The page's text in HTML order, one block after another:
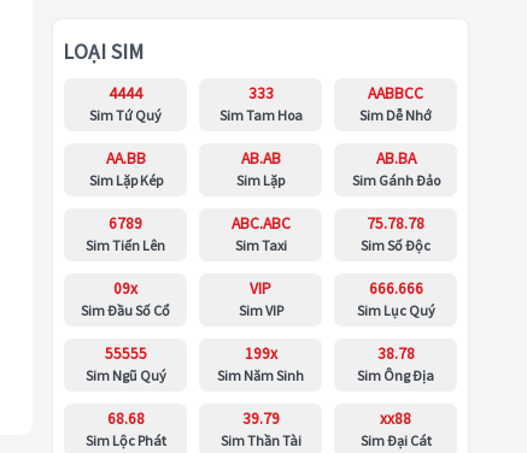
LOẠI SIM
4444
Sim Tứ Quý
333
Sim Tam Hoa
AABBCC
Sim Dễ Nhớ
AA.BB
Sim Lặp Kép
AB.AB
Sim Lặp
AB.BA
Sim Gánh Đảo
6789
Sim Tiến Lên
ABC.ABC
Sim Taxi
75.78.78
Sim Số Độc
09x
Sim Đầu Số Cổ
VIP
Sim VIP
666.666
Sim Lục Quý
55555
Sim Ngũ Quý
199x
Sim Năm Sinh
38.78
Sim Ông Địa
68.68
Sim Lộc Phát
39.79
Sim Thần Tài
xx88
Sim Đại Cát